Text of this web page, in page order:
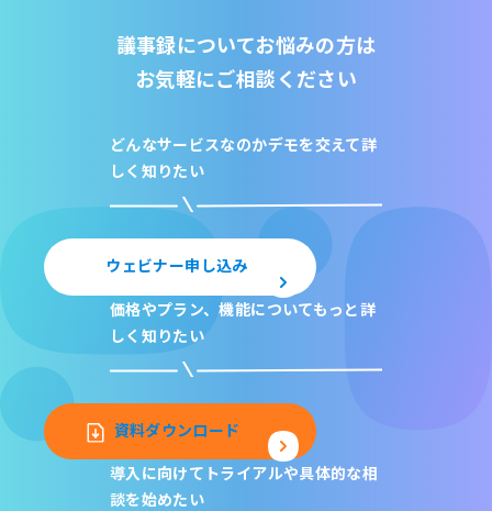
議事録についてお悩みの方は
お気軽にご相談ください
どんなサービスなのかデモを交えて詳
しく知りたい
ウェビナー申し込み
価格やプラン、機能についてもっと詳
しく知りたい
資料ダウンロード
導入に向けてトライアルや具体的な相
談を始めたい